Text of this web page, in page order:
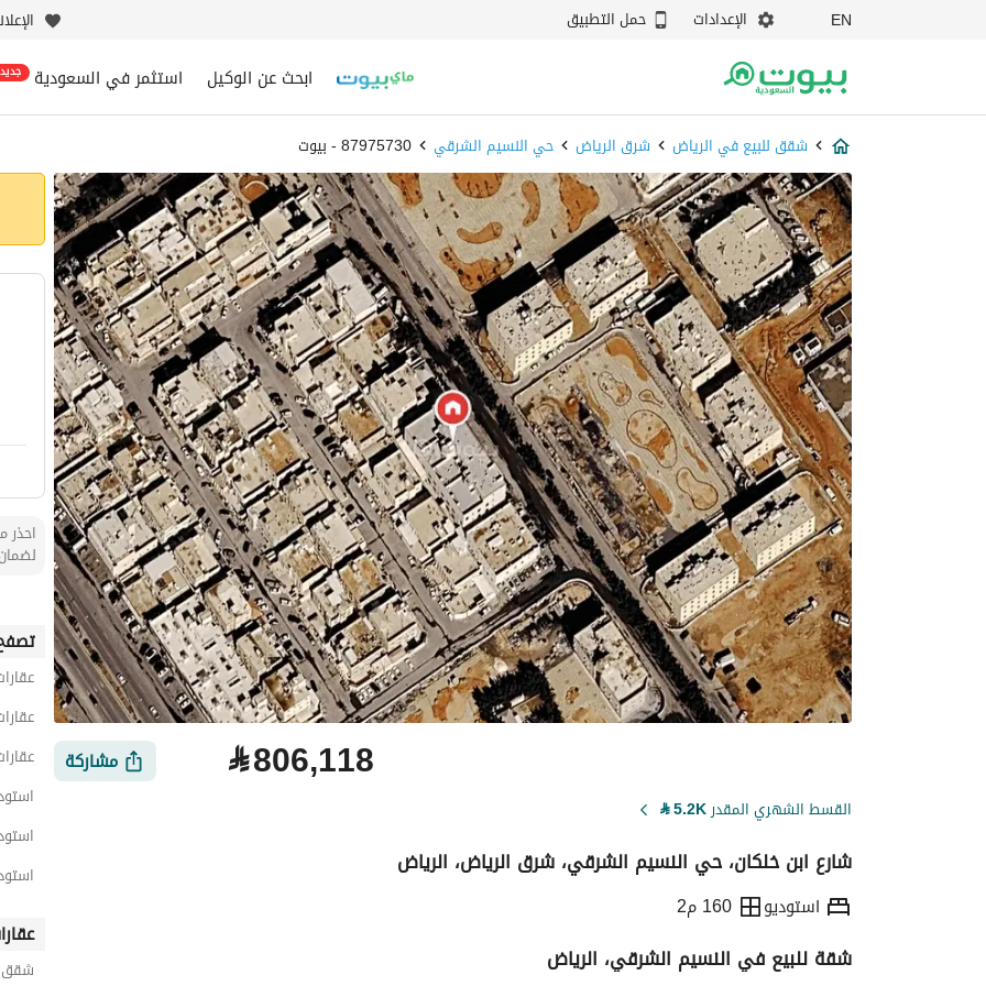
EN الإعدادات حمل التطبيق
ابحث عن الوكيل استثمر في السعودية جديد
شقق للبيع في الرياض شرق الرياض حي النسيم الشرقي 87975730 - بيوت
⃁806,118 مشاركة
القسط الشهري المقدر5.2K
⃁
شارع ابن خلكان، حي النسيم الشرقي، شرق الرياض، الرياض
استوديو 160 م2
شقة للبيع في النسيم الشرقي، الرياض
احذر
شقق